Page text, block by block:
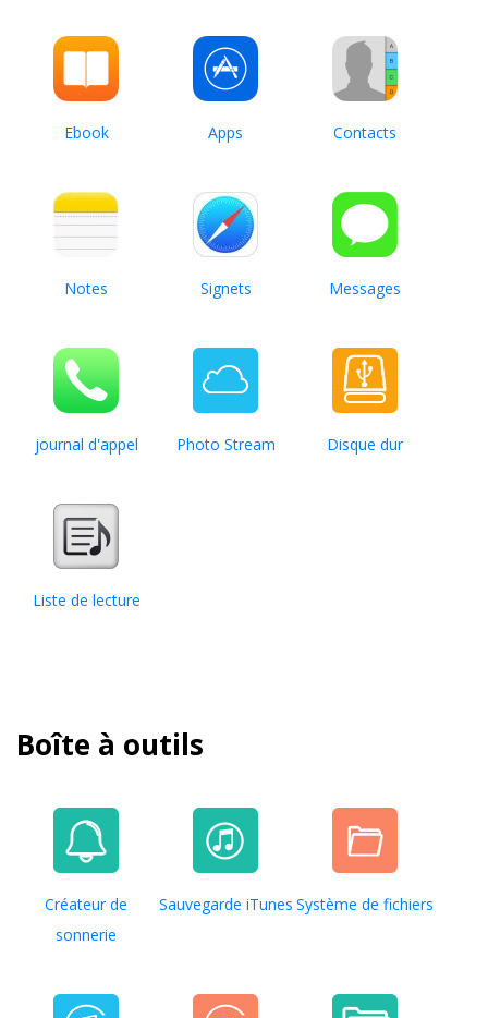
Ebook Apps Contacts
Notes Signets Messages
journal d'appel Photo Stream Disque dur
Liste de lecture
Boîte à outils
Créateur de
sonnerie
Sauvegarde iTunes Système de fichiers